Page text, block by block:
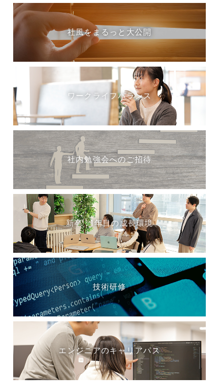
社風をまるっと大公開
ワークライフバランス
社内勉強会へのご招待
新卒：1年目の成長環境
技術研修
エンジニアのキャリアパス